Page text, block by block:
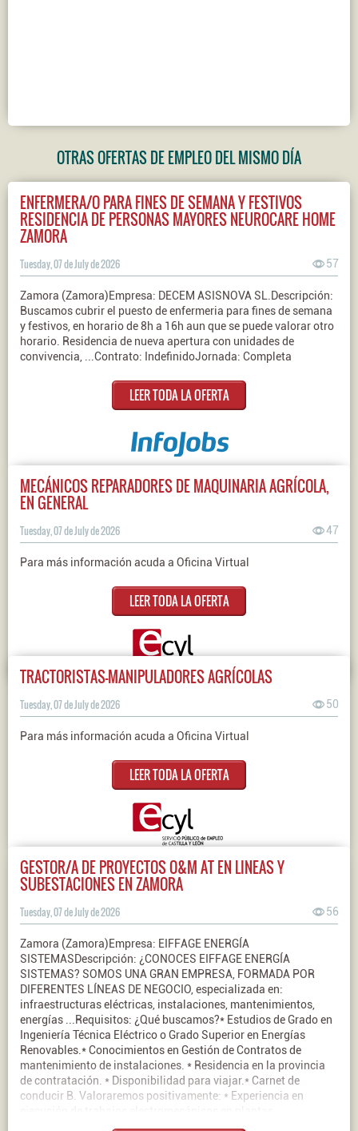
OTRAS OFERTAS DE EMPLEO DEL MISMO DÍA
ENFERMERA/O PARA FINES DE SEMANA Y FESTIVOS
RESIDENCIA DE PERSONAS MAYORES NEUROCARE HOME
ZAMORA
Tuesday, 07 de July de 2026 57
Zamora (Zamora)Empresa: DECEM ASISNOVA SL.Descripción:
Buscamos cubrir el puesto de enfermeria para fines de semana
y festivos, en horario de 8h a 16h aun que se puede valorar otro
horario. Residencia de nueva apertura con unidades de
convivencia, ...Contrato: IndefinidoJornada: Completa
LEER TODA LA OFERTA
MECÁNICOS REPARADORES DE MAQUINARIA AGRÍCOLA,
EN GENERAL
Tuesday, 07 de July de 2026 47
Para más información acuda a Oficina Virtual
LEER TODA LA OFERTA
TRACTORISTAS-MANIPULADORES AGRÍCOLAS
Tuesday, 07 de July de 2026 50
Para más información acuda a Oficina Virtual
LEER TODA LA OFERTA
GESTOR/A DE PROYECTOS O&M AT EN LINEAS Y
SUBESTACIONES EN ZAMORA
Tuesday, 07 de July de 2026 56
Zamora (Zamora)Empresa: EIFFAGE ENERGÍA
SISTEMASDescripción: ¿CONOCES EIFFAGE ENERGÍA
SISTEMAS? SOMOS UNA GRAN EMPRESA, FORMADA POR
DIFERENTES LÍNEAS DE NEGOCIO, especializada en:
infraestructuras eléctricas, instalaciones, mantenimientos,
energías ...Requisitos: ¿Qué buscamos?* Estudios de Grado en
Ingeniería Técnica Eléctrico o Grado Superior en Energías
Renovables.* Conocimientos en Gestión de Contratos de
mantenimiento de instalaciones. * Residencia en la provincia
de contratación. * Disponibilidad para viajar.* Carnet de
conducir B. Valoraremos positivamente: * Experiencia en
fotovoltaicas. * Experiencia en diseño de instalaciones